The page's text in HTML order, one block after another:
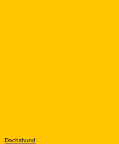
Dachshund